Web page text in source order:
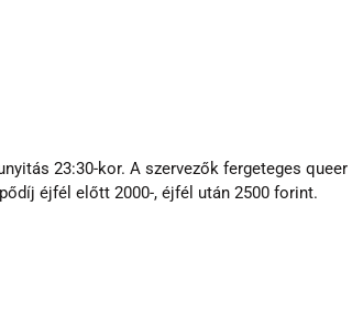
23:30-kor. A szervezők fergeteges queer
éjfél előtt 2000-, éjfél után 2500 forint.